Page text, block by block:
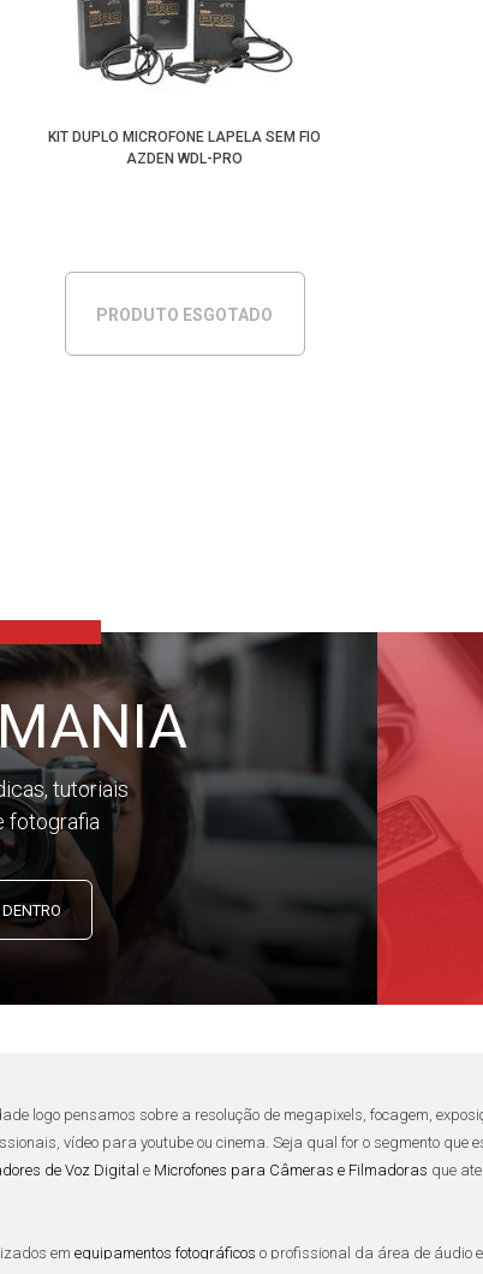
KIT DUPLO MICROFONE LAPELA SEM FIO
AZDEN WDL-PRO
PRODUTO ESGOTADO
tutoriais
fotografia
logo pensamos sobre a resolução de megapixels, focagem,
vídeo para youtube ou cinema. Seja qual for o segmento que
de Voz Digital e Microfones para Câmeras e Filmadoras que
em equipamentos fotográficos o profissional da área de áudio